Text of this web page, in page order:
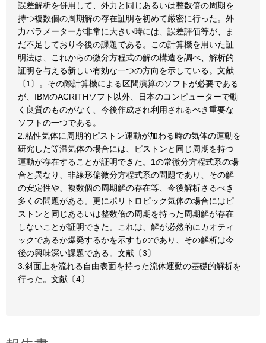
誤差解析を併用して、外力と同じあるいは整数倍の周期を
持つ複数個の周期解の存在証明を初めて厳密に行った。外
力パラメーターが非常に大きい時には、誤差評価等が、ま
だ不足しており今後の課題である。この計算機を用いた証
明法は、これからの微分方程式の解の構造を調べ、解析的
証明を与える新しい有効な一つの方向を示している。文献
〔1〕。その際計算機による区間演算のソフトが必要である
が、IBMのACRITHソフト以外、日本のコンピューターで動
く良質のものがなく、今後作成され利用されるべき重要な
ソフトの一つである。
2.粘性気体に周期的ピストン運動が加わる時の気体の運動を
研究した等温気体の場合には、ピストンと同じ周期を持つ
運動が存在することが証明できた。1の常微分方程式系の場
合と異なり、非線形偏微分方程式系の問題であり、その解
の安定性や、複数個の周期解の存在等、今後解析さるべき
多くの問題がある。更にポリトロピック気体の場合にはピ
ストンと同じあるいは整数倍の周期を持った周期解が存在
しないことが証明できた。これは、解が必然的にカオティ
ックであるか爆発するかを示すものであり、その解析は今
後の興味深い課題である。文献〔3〕
3.斜面上を流れる自由表面を持った流体運動の基礎的解析を
行った。文献〔4〕